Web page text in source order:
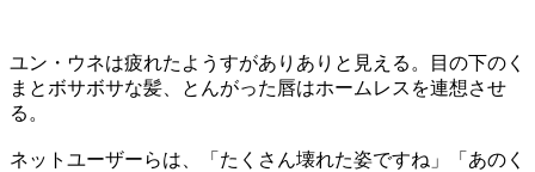
ユン・ウネは疲れたようすがありありと見える。目の下のく
まとボサボサな髪、とんがった唇はホームレスを連想させ
る。
ネットユーザーらは、「たくさん壊れた姿ですね」「あのく